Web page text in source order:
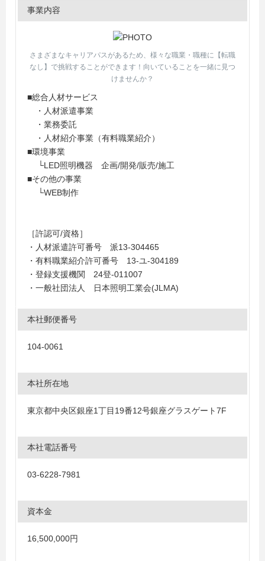
事業内容
さまざまなキャリアパスがあるため、様々な職業・職種に【転職
なし】で挑戦することができます！向いていることを一緒に見つ
けませんか？
■総合人材サービス
・人材派遣事業
・業務委託
・人材紹介事業（有料職業紹介）
■環境事業
└LED照明機器 企画/開発/販売/施工
■その他の事業
└WEB制作
［許認可/資格］
・人材派遣許可番号 派13-304465
・有料職業紹介許可番号 13-ユ‐304189
・登録支援機関 24登-011007
・一般社団法人 日本照明工業会(JLMA)
本社郵便番号
104-0061
本社所在地
東京都中央区銀座1丁目19番12号銀座グラスゲート7F
本社電話番号
03-6228-7981
資本金
16,500,000円